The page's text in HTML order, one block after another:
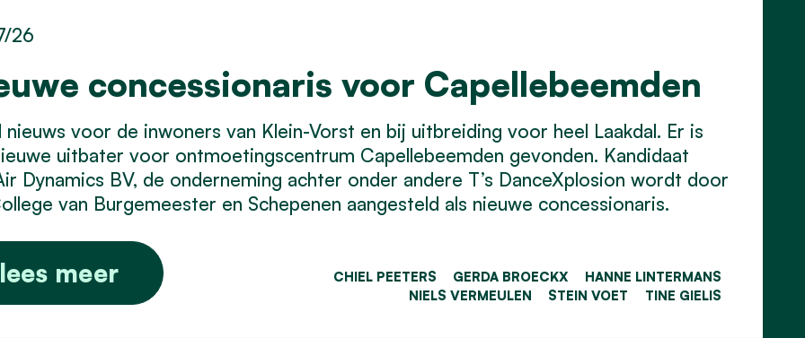
concessionaris voor Capellebeemden
26
nieuws voor de inwoners van Klein-Vorst en bij uitbreiding voor heel Laakdal. Er is
uitbater voor ontmoetingscentrum Capellebeemden gevonden. Kandidaat
Dynamics BV, de onderneming achter onder andere T’s DanceXplosion wordt door
van Burgemeester en Schepenen aangesteld als nieuwe concessionaris.
lees meer CHIEL PEETERS GERDA BROECKX
HANNE LINTERMANS
NIELS VERMEULEN
STEIN VOET TINE GIELIS